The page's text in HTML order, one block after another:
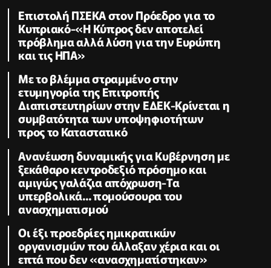
Επιστολή ΠΣΕΚΑ στον Πρόεδρο για το
Κυπριακό-«Η Κύπρος δεν αποτελεί
πρόβλημα αλλά λύση για την Ευρώπη
και τις ΗΠΑ»
Με το βλέμμα στραμμένο στην
ετυμηγορία της Επιτροπής
Διαπιστευτηρίων στην ΕΔΕΚ-Κρίνεται η
συμβατότητα των υποψηφιοτήτων
προς το Καταστατικό
Ανανέωση δυναμικής για Κυβέρνηση με
ξεκάθαρο κεντροδεξιό πρόσημο και
αμιγώς γαλάζια απόχρωση-Τα
υπερβολικά... πομούσουρα του
ανασχηματισμού
Οι έξι προεδρίες ημικρατικών
οργανισμών που άλλαξαν χέρια και οι
επτά που δεν «ανασχηματίστηκαν»